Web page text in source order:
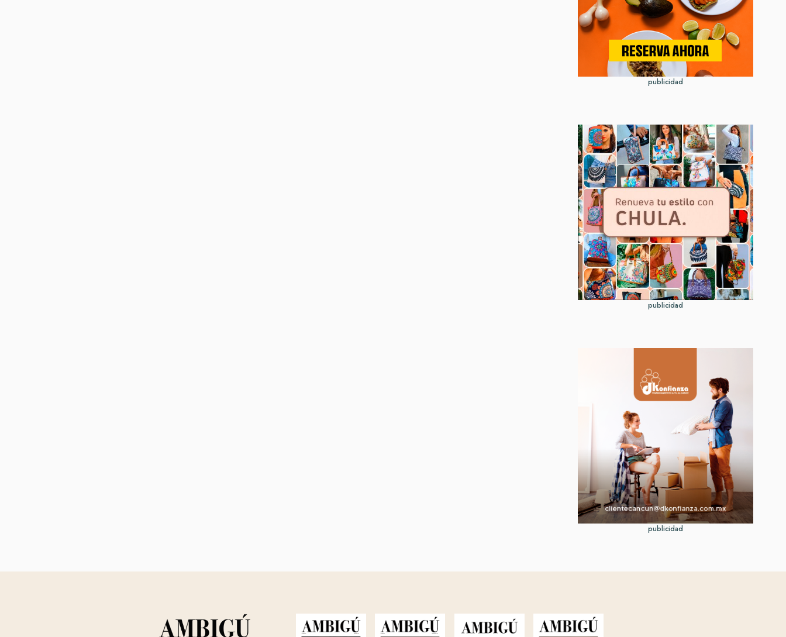
publicidad
publicidad
publicidad